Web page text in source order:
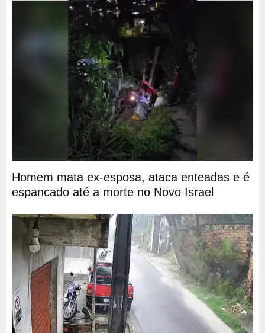
Homem mata ex-esposa, ataca enteadas e é
espancado até a morte no Novo Israel